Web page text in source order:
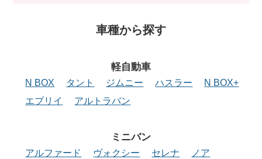
車種から探す
軽自動車
N BOX タント ジムニー ハスラー
N BOX+
エブリイ
アルトラバン
ミニバン
アルファード ヴォクシー セレナ
ノア